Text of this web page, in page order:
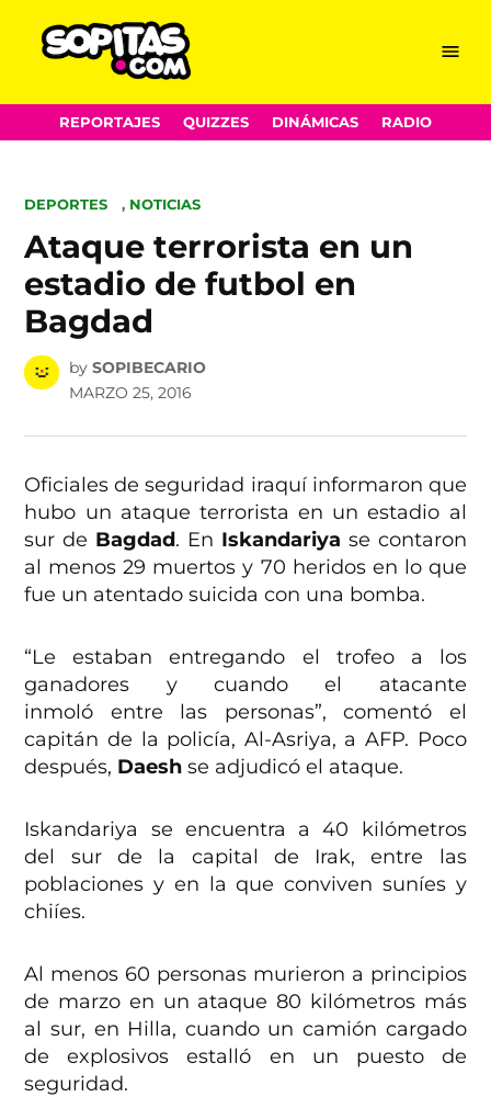
Skip
to
Menu
REPORTAJES QUIZZES DINÁMICAS RADIO
POSTED
DEPORTES , NOTICIAS
Ataque terrorista en un
estadio de futbol en
Bagdad
by SOPIBECARIO
MARZO 25, 2016
Oficiales de seguridad iraquí informaron que
hubo un ataque terrorista en un estadio al
sur de Bagdad. En Iskandariya se contaron
al menos 29 muertos y 70 heridos en lo que
fue un atentado suicida con una bomba.
“Le estaban entregando el trofeo a los
ganadores y cuando el atacante
inmoló entre las personas”, comentó el
capitán de la policía, Al-Asriya, a AFP. Poco
después, Daesh se adjudicó el ataque.
Iskandariya se encuentra a 40 kilómetros
del sur de la capital de Irak, entre las
poblaciones y en la que conviven suníes y
chiíes.
Al menos 60 personas murieron a principios
de marzo en un ataque 80 kilómetros más
al sur, en Hilla, cuando un camión cargado
de explosivos estalló en un puesto de
seguridad.